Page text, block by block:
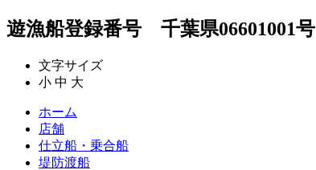
遊漁船登録番号 千葉県06601001号
文字サイズ
小 中 大
ホーム
店舗
仕立船・乗合船
堤防渡船